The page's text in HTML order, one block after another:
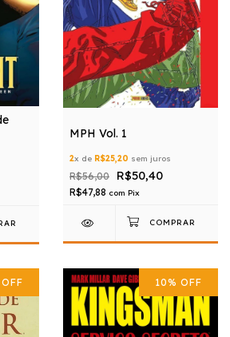
MPH Vol. 1
2x de R$25,20 sem juros
R$56,00 R$50,40
R$47,88 com Pix
OFF 10% OFF